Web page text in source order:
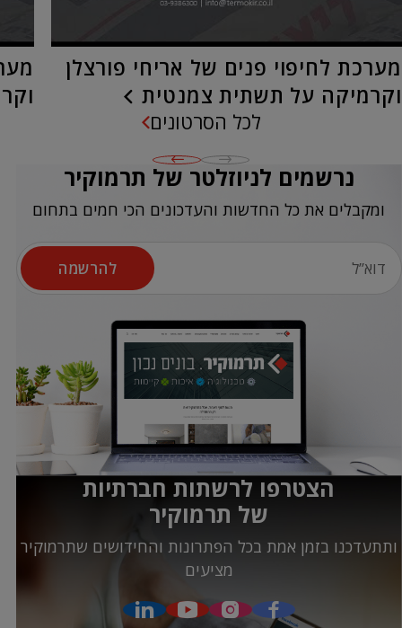
מערכת לחיפוי פנים של אריחי פורצלן
וקרמיקה על תשתית צמנטית
לכל הסרטונים
נרשמים לניוזלטר של תרמוקיר
ומקבלים את כל החדשות והעדכונים הכי חמים בתחום
להרשמה
הצטרפו לרשתות חברתיות
של תרמוקיר
ותתעדכנו בזמן אמת בכל הפתרונות והחידושים שתרמוקיר
מציעים